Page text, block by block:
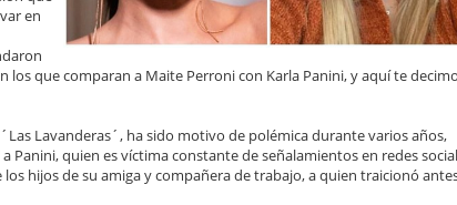
en
los que comparan a Maite Perroni con Karla Panini, y aquí te
Lavanderas´, ha sido motivo de polémica durante varios años,
quien es víctima constante de señalamientos en redes
hijos de su amiga y compañera de trabajo, a quien traicionó